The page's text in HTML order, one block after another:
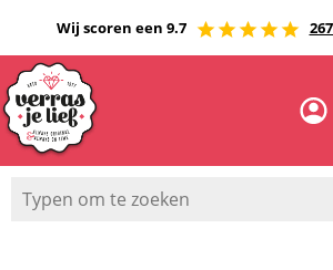
Wij scoren een 9.7